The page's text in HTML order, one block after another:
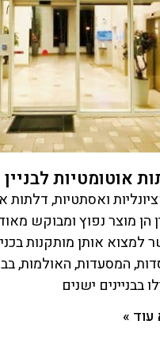
אוטומטיות לבניין
ואסתטיות, דלתות
הן מוצר נפוץ ומבוקש
למצוא אותן מותקנות
המסעדות, האולמות,
בבניינים ישנים
»